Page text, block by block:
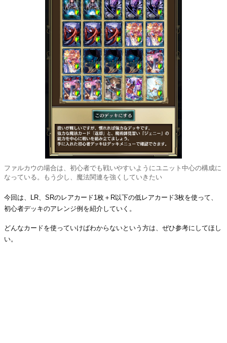
ファルカウの場合は、初心者でも戦いやすいようにユニット中心の構成に
なっている。もう少し、魔法関連を強くしていきたい
今回は、LR、SRのレアカード1枚＋R以下の低レアカード3枚を使って、
初心者デッキのアレンジ例を紹介していく。
どんなカードを使っていけばわからないという方は、ぜひ参考にしてほし
い。